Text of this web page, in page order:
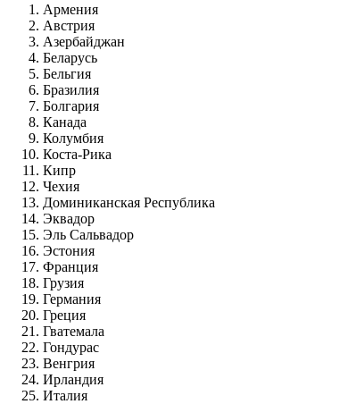
Армения
Австрия
Азербайджан
Беларусь
Бельгия
Бразилия
Болгария
Канада
Колумбия
Коста-Рика
Кипр
Чехия
Доминиканская Республика
Эквадор
Эль Сальвадор
Эстония
Франция
Грузия
Германия
Греция
Гватемала
Гондураc
Венгрия
Ирландия
Италия